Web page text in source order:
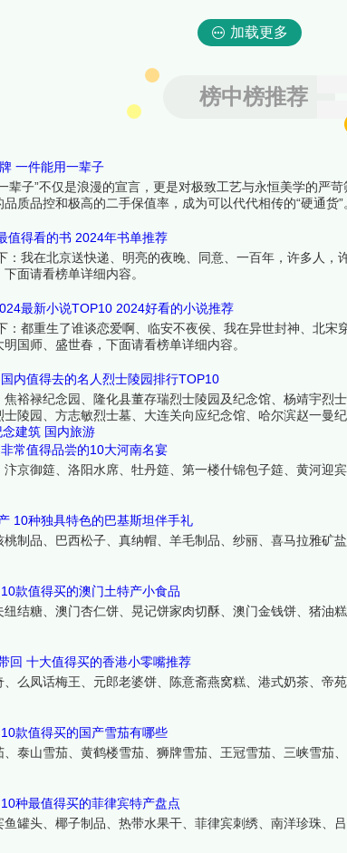
加载更多
榜中榜推荐
一件能用一辈子
辈子”不仅是浪漫的宣言，更是对极致工艺与永恒美学的严
质品控和极高的二手保值率，成为可以代代相传的“硬通货
珍藏的奢侈品牌。它们共同证明：真正的奢华，能跨越时
值得看的书 2024年书单推荐
：我在北京送快递、明亮的夜晚、同意、一百年，许多人
面请看榜单详细内容。
最新小说TOP10 2024好看的小说推荐
：都重生了谁谈恋爱啊、临安不夜侯、我在异世封神、北
国师、盛世春，下面请看榜单详细内容。
内值得去的名人烈士陵园排行TOP10
裕禄纪念园、隆化县董存瑞烈士陵园及纪念馆、杨靖宇烈
陵园、方志敏烈士墓、大连关向应纪念馆、哈尔滨赵一曼
念建筑 国内旅游
常值得品尝的10大河南名宴
京御筵、洛阳水席、牡丹筵、第一楼什锦包子筵、黄河迎
10种独具特色的巴基斯坦伴手礼
制品、巴西松子、真纳帽、羊毛制品、纱丽、喜马拉雅矿
款值得买的澳门土特产小食品
结糖、澳门杏仁饼、晃记饼家肉切酥、澳门金钱饼、猪油
回 十大值得买的香港小零嘴推荐
么凤话梅王、元郎老婆饼、陈意斋燕窝糕、港式奶茶、帝
款值得买的国产雪茄有哪些
泰山雪茄、黄鹤楼雪茄、狮牌雪茄、王冠雪茄、三峡雪茄
种最值得买的菲律宾特产盘点
罐头、椰子制品、热带水果干、菲律宾刺绣、南洋珍珠、